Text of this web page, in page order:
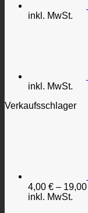
inkl. MwSt.
inkl. MwSt.
Verkaufsschlager
4,00 € – 19,00
inkl. MwSt.